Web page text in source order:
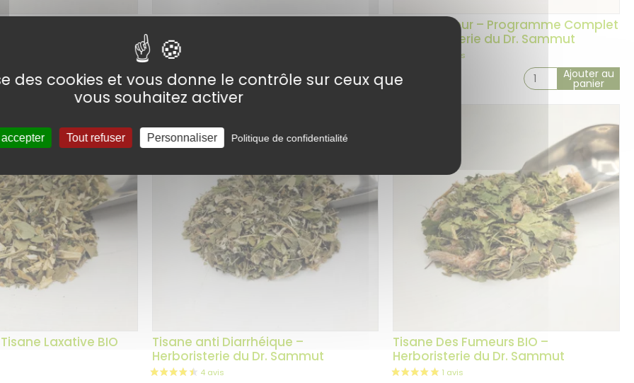
Ajouter au
panier
BIO
16,90€ Ajouter au
panier
Pack Minceur – Programme Complet
– Herboristerie du Dr. Sammut
59,90 Ajouter au
panier
Laxative BIO
Tisane anti Diarrhéique –
Herboristerie du Dr. Sammut
Tisane Des Fumeurs BIO –
Herboristerie du Dr. Sammut
des cookies et vous donne le contrôle sur ceux que
vous souhaitez activer
Tout refuser Personnaliser Politique de confidentialité